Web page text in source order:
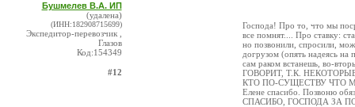
Бушмелев В.А. ИП
(удалена)
(ИНН:182908715699)
Экспедитор-перевозчик ,
Глазов
Код:154349
#12
Господа! Про то, что мы
все помнят.... Про ставку:
но позвонили, спросили,
догрузом (опять надеясь
сам раком встанешь,
ГОВОРИТ, Т.К.
КТО ПО-СУЩЕСТВУ ЧТО
Елене спасибо. Позвоню
СПАСИБО, ГОСПОДА ЗА